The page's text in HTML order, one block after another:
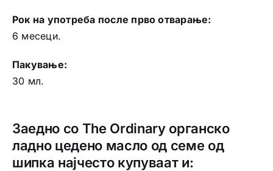
Рок на употреба после прво отварање:
6 месеци.
Пакување:
30 мл.
Заедно со The Ordinary органско
ладно цедено масло од семе од
шипка најчесто купуваат и: